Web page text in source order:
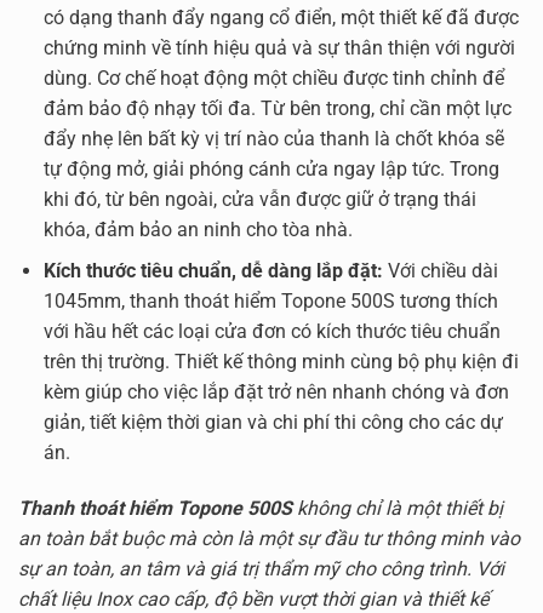
có dạng thanh đẩy ngang cổ điển, một thiết kế đã được
chứng minh về tính hiệu quả và sự thân thiện với người
dùng. Cơ chế hoạt động một chiều được tinh chỉnh để
đảm bảo độ nhạy tối đa. Từ bên trong, chỉ cần một lực
đẩy nhẹ lên bất kỳ vị trí nào của thanh là chốt khóa sẽ
tự động mở, giải phóng cánh cửa ngay lập tức. Trong
khi đó, từ bên ngoài, cửa vẫn được giữ ở trạng thái
khóa, đảm bảo an ninh cho tòa nhà.
Kích thước tiêu chuẩn, dễ dàng lắp đặt: Với chiều dài
1045mm, thanh thoát hiểm Topone 500S tương thích
với hầu hết các loại cửa đơn có kích thước tiêu chuẩn
trên thị trường. Thiết kế thông minh cùng bộ phụ kiện đi
kèm giúp cho việc lắp đặt trở nên nhanh chóng và đơn
giản, tiết kiệm thời gian và chi phí thi công cho các dự
án.
Thanh thoát hiểm Topone 500Skhông chỉ là một thiết bị
an toàn bắt buộc mà còn là một sự đầu tư thông minh vào
sự an toàn, an tâm và giá trị thẩm mỹ cho công trình. Với
chất liệu Inox cao cấp, độ bền vượt thời gian và thiết kế